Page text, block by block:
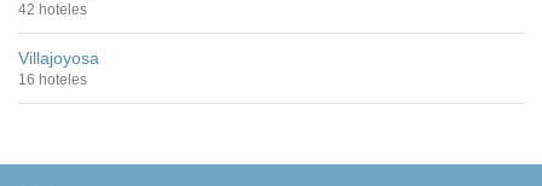
42 hoteles
Villajoyosa
16 hoteles